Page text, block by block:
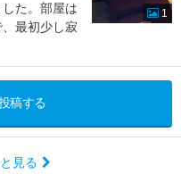
た。部屋は
最初少し寂
1
稿する
見る